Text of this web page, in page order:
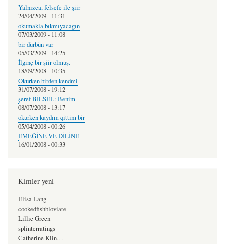
Yalnızca, felsefe ile şiir
24/04/2009 - 11:31
okumakla bıkmıyacagın
07/03/2009 - 11:08
bir dürbün var
05/03/2009 - 14:25
İlginç bir şiir olmuş.
18/09/2008 - 10:35
Okurken birden kendmi
31/07/2008 - 19:12
şeref BİLSEL: Benim
08/07/2008 - 13:17
okurken kaydım qittim bir
05/04/2008 - 00:26
EMEĞİNE VE DİLİNE
16/01/2008 - 00:33
Kimler yeni
Elisa Lang
cookedfishbloviate
Lillie Green
splinterratings
Catherine Klin…